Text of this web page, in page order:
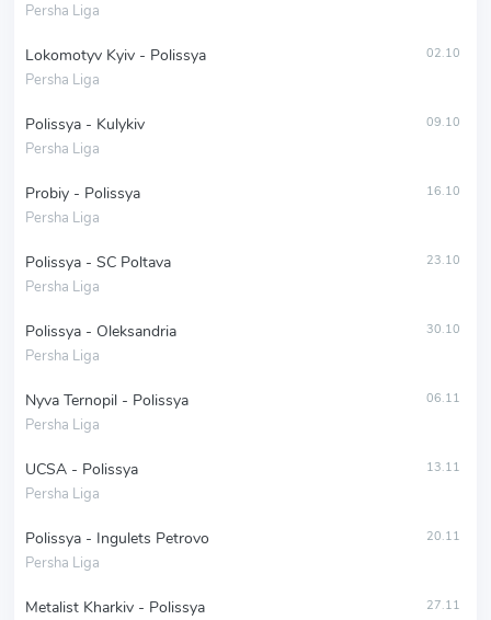
Persha Liga
Lokomotyv Kyiv - Polissya
Persha Liga
02.10
Polissya - Kulykiv
Persha Liga
09.10
Probiy - Polissya
Persha Liga
16.10
Polissya - SC Poltava
Persha Liga
23.10
Polissya - Oleksandria
Persha Liga
30.10
Nyva Ternopil - Polissya
Persha Liga
06.11
UCSA - Polissya
Persha Liga
13.11
Polissya - Ingulets Petrovo
Persha Liga
20.11
Metalist Kharkiv - Polissya 27.11